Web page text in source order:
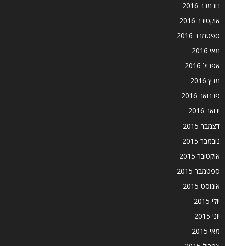
נובמבר 2016
אוקטובר 2016
ספטמבר 2016
מאי 2016
אפריל 2016
מרץ 2016
פברואר 2016
ינואר 2016
דצמבר 2015
נובמבר 2015
אוקטובר 2015
ספטמבר 2015
אוגוסט 2015
יולי 2015
יוני 2015
מאי 2015